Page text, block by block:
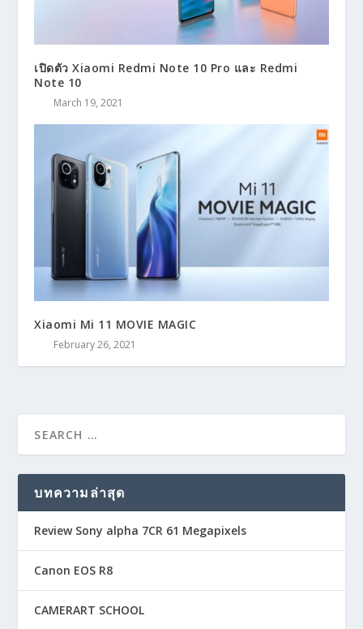
เปิดตัว Xiaomi Redmi Note 10 Pro และ Redmi
Note 10
March 19, 2021
Xiaomi Mi 11 MOVIE MAGIC
February 26, 2021
บทความล่าสุด
Review Sony alpha 7CR 61 Megapixels
Canon EOS R8
CAMERART SCHOOL